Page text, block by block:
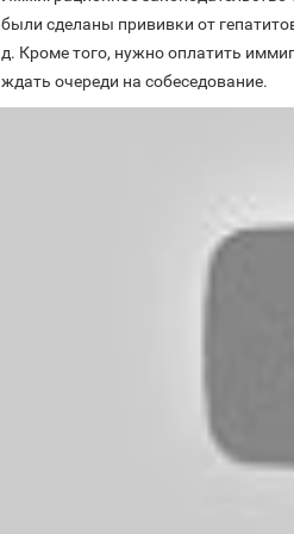
были сделаны прививки от
д. Кроме того, нужно оплатить
ждать очереди на собеседование.